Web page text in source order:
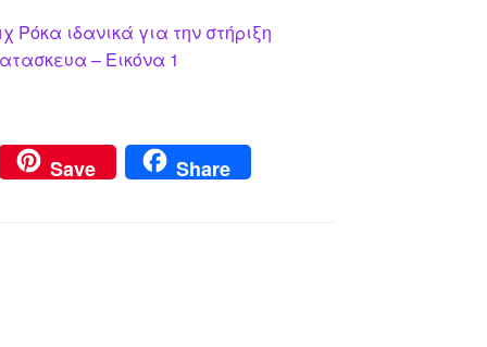
Ρόκα ιδανικά για την στήριξη
– Εικόνα 1
Save Share